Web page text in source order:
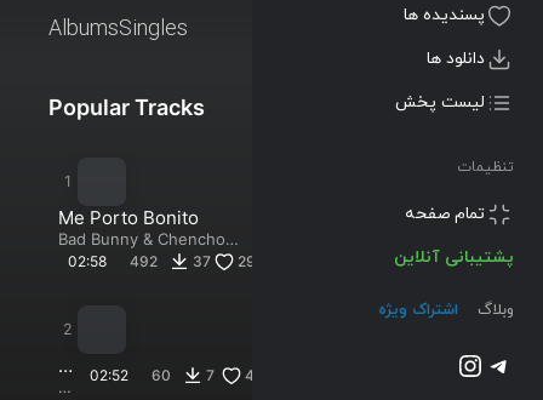
پسندیده ها
دانلود ها
لیست پخش
تنظیمات
تمام صفحه
پشتیبانی آنلاین
وبلاگ اشتراک ویژه
تلگراماینستاگرم
AlbumsSingles
Popular Tracks
Me Porto Bonito
Bad Bunny & Chencho
Corleone
02:58 492 37 29
P
ol
J
02:52 60 7 4
New Tracks